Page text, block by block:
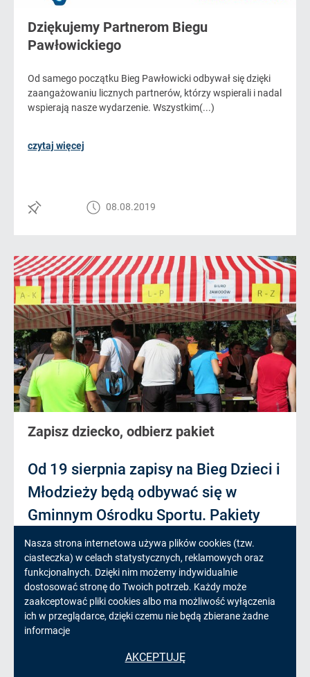
Dziękujemy Partnerom Biegu
Pawłowickiego
Od samego początku Bieg Pawłowicki odbywał się dzięki
zaangażowaniu licznych partnerów, którzy wspierali i nadal
wspierają nasze wydarzenie. Wszystkim(...)
czytaj więcej
08.08.2019
Zapisz dziecko, odbierz pakiet
Od 19 sierpnia zapisy na Bieg Dzieci i
Młodzieży będą odbywać się w
Gminnym Ośrodku Sportu. Pakiety
startowe można odebrać już w
sobotę, 24 sierpnia.czytaj więcej
19.08.2019
Informacja
o
cookies!
Nasza strona internetowa używa plików cookies (tzw.
ciasteczka) w celach statystycznych, reklamowych oraz
funkcjonalnych. Dzięki nim możemy indywidualnie
dostosować stronę do Twoich potrzeb. Każdy może
zaakceptować pliki cookies albo ma możliwość wyłączenia
ich w przeglądarce, dzięki czemu nie będą zbierane żadne
informacje
AKCEPTUJĘ